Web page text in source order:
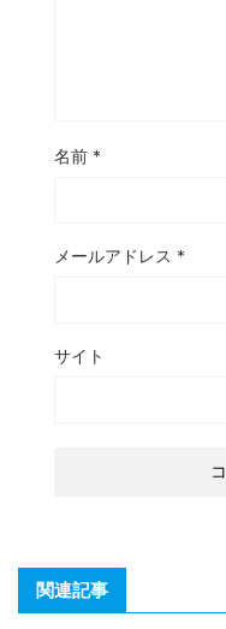
名前 *
メールアドレス *
サイト
関連記事